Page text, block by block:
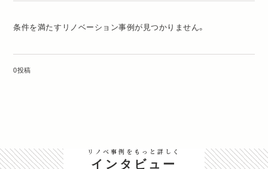
条件を満たすリノベーション事例が見つかりません。
0投稿
リノベ事例をもっと詳しく
インタビュー